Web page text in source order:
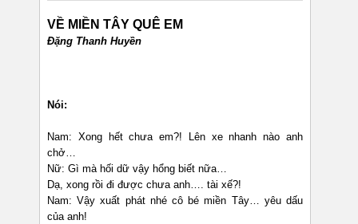
VỀ MIỀN TÂY QUÊ EM
Đặng Thanh Huyền
Nói:
Nam: Xong hết chưa em?! Lên xe nhanh nào anh
chở…
Nữ: Gì mà hối dữ vậy hổng biết nữa…
Dạ, xong rồi đi được chưa anh…. tài xế?!
Nam: Vậy xuất phát nhé cô bé miền Tây… yêu dấu
của anh!